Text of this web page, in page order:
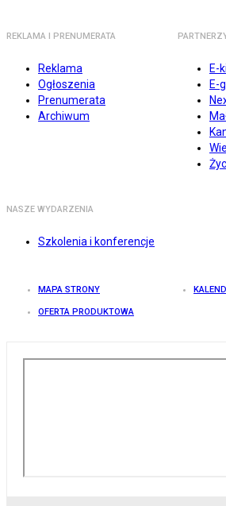
REKLAMA I PRENUMERATA
Reklama
Ogłoszenia
Prenumerata
Archiwum
E-
E-
NASZE WYDARZENIA
Szkolenia i konferencje
MAPA STRONY
OFERTA PRODUKTOWA